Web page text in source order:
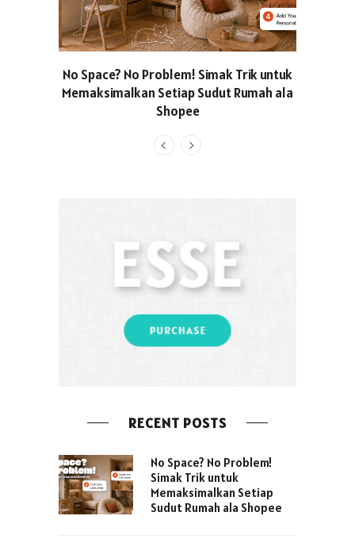
No Space? No Problem! Simak Trik untuk
Memaksimalkan Setiap Sudut Rumah ala
Shopee
RECENT POSTS
No Space? No Problem!
Simak Trik untuk
Memaksimalkan Setiap
Sudut Rumah ala Shopee